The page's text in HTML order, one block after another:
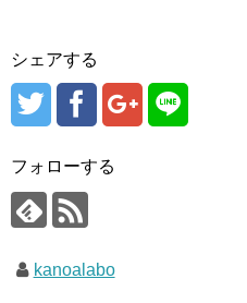
シェアする
フォローする
kanoalabo